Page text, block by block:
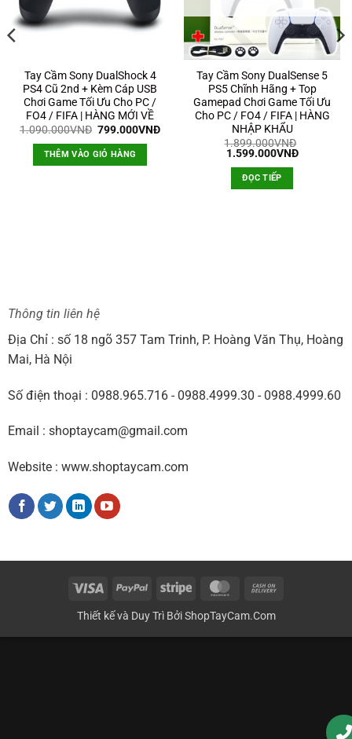
Tay Cầm Sony DualShock 4
PS4 Cũ 2nd + Kèm Cáp USB
Chơi Game Tối Ưu Cho PC /
FO4 / FIFA | HÀNG MỚI VỀ
1.090.000VNĐ Giá
là:
1.090.000VNĐ.
799.000VNĐGiá
THÊM VÀO GIỎ HÀNG
Tay Cầm Sony DualSense 5
PS5 Chĩnh Hãng + Top
Gamepad Chơi Game Tối Ưu
Cho PC / FO4 / FIFA | HÀNG
NHẬP KHẨU
1.899.000VNĐ
Giá
1.899.000VNĐ.
1.599.000VNĐGiá
ĐỌC TIẾP
Thông tin liên hệ
Địa Chỉ : số 18 ngõ 357 Tam Trinh, P. Hoàng Văn Thụ, Hoàng
Mai, Hà Nội
Số điện thoại : 0988.965.716 - 0988.4999.30 - 0988.4999.60
Email : shoptaycam@gmail.com
Website : www.shoptaycam.com
Visa PayPal Stripe MasterCard
Thiết kế và Duy Trì BởiShopTayCam.Com